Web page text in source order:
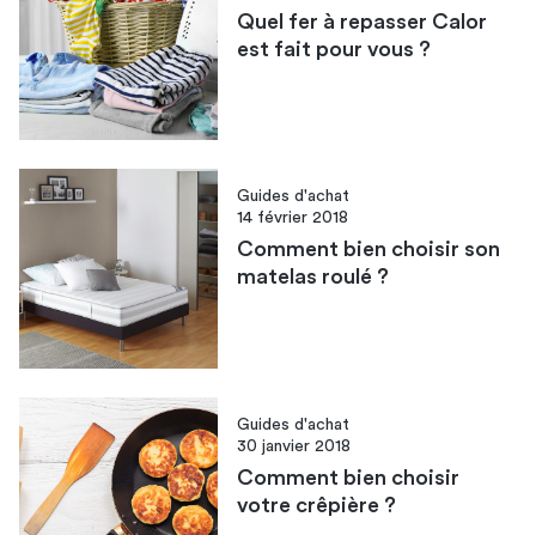
Quel fer à repasser Calor
est fait pour vous ?
Guides d'achat
14 février 2018
Comment bien choisir son
matelas roulé ?
Guides d'achat
30 janvier 2018
Comment bien choisir
votre crêpière ?